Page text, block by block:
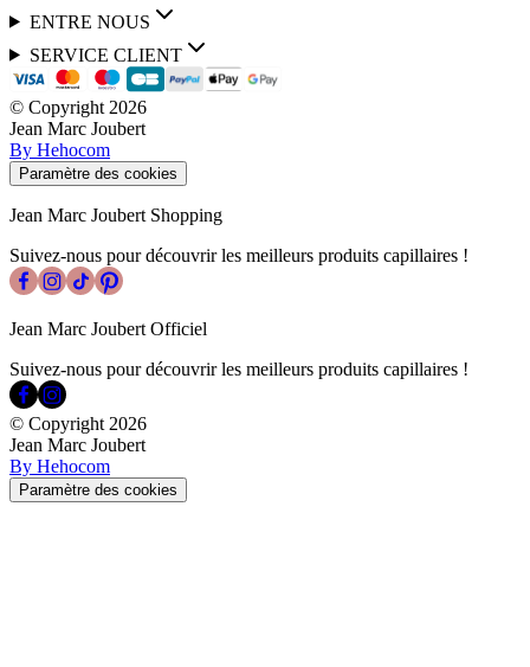
ENTRE NOUS
SERVICE CLIENT
© Copyright 2026
Jean Marc Joubert
By Hehocom
Paramètre des cookies
Jean Marc Joubert Shopping
Suivez-nous pour découvrir les meilleurs produits capillaires !
Jean Marc Joubert Officiel
Suivez-nous pour découvrir les meilleurs produits capillaires !
© Copyright 2026
Jean Marc Joubert
By Hehocom
Paramètre des cookies